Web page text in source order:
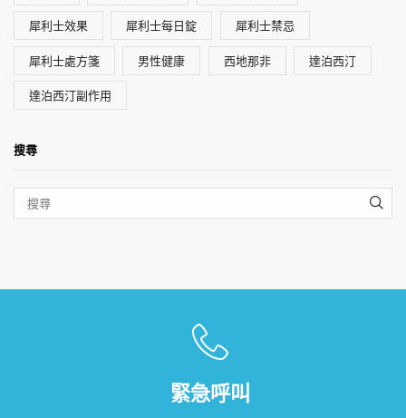
犀利士效果 犀利士每日錠 犀利士禁忌
犀利士處方箋 男性健康 西地那非 達泊西汀
達泊西汀副作用
搜尋
緊急呼叫